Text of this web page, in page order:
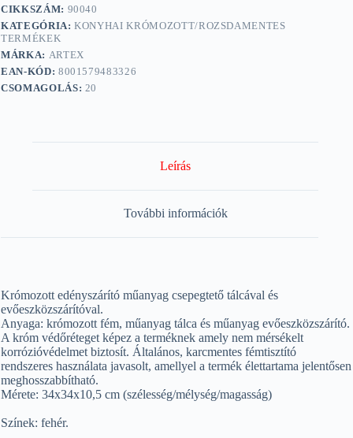
CIKKSZÁM: 90040
KATEGÓRIA:KONYHAI KRÓMOZOTT/ROZSDAMENTES
TERMÉKEK
MÁRKA: ARTEX
EAN-KÓD: 8001579483326
CSOMAGOLÁS: 20
Leírás
További információk
Krómozott edényszárító műanyag csepegtető tálcával és
evőeszközszárítóval.
Anyaga: krómozott fém, műanyag tálca és műanyag evőeszközszárító.
A króm védőréteget képez a terméknek amely nem mérsékelt
korrózióvédelmet biztosít. Általános, karcmentes fémtisztító
rendszeres használata javasolt, amellyel a termék élettartama jelentősen
meghosszabbítható.
Mérete: 34x34x10,5 cm (szélesség/mélység/magasság)
Színek: fehér.